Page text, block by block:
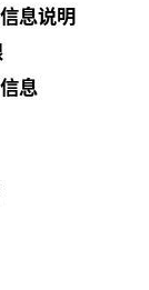
息说明
息